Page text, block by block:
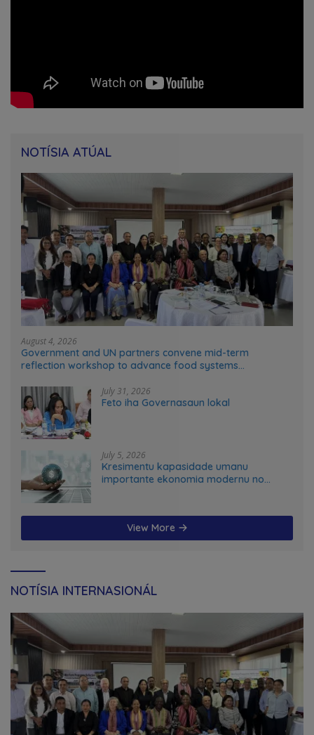
NOTÍSIA ATÚAL
August 4, 2026
Government and UN partners convene mid-term
reflection workshop to advance food systems
July 31, 2026
Feto iha Governasaun lokal
July 5, 2026
Kresimentu kapasidade umanu
importante ekonomia modernu no
View More
NOTÍSIA INTERNASIONÁL